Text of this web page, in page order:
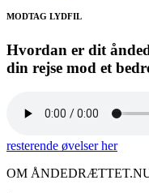
MODTAG LYDFIL
Hvordan er dit
din rejse mod et
resterende øvelser her
OM